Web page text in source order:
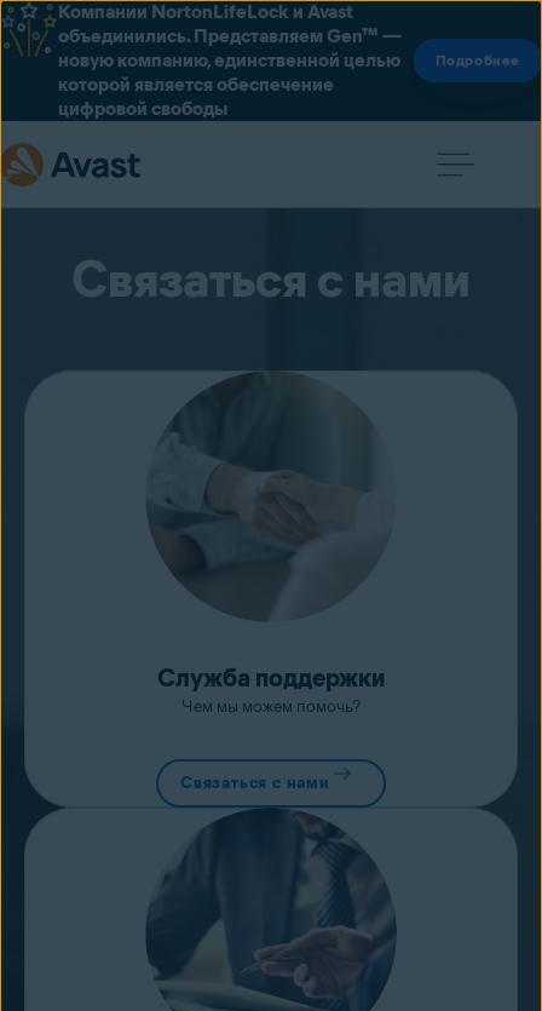
Компании NortonLifeLock и Avast
объединились. Представляем Gen™ —
новую компанию, единственной целью
которой является обеспечение
цифровой свободы
Подробнее
Связаться с нами
Служба поддержки
Чем мы можем помочь?
Связаться с нами